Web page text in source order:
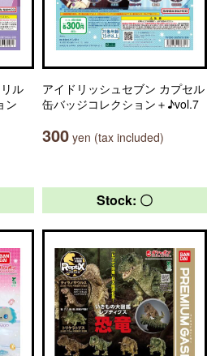
ル
ン
アイドリッシュセブン カプセル
缶バッジコレクション＋♪vol.7
300 yen (tax included)
Stock: 〇